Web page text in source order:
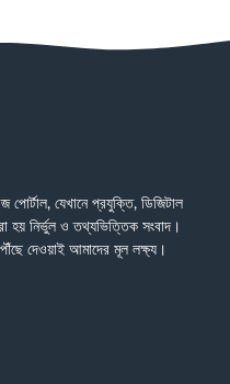
পোর্টাল, যেখানে প্রযুক্তি, ডিজিটাল
হয় নির্ভুল ও তথ্যভিত্তিক সংবাদ।
দেওয়াই আমাদের মূল লক্ষ্য।